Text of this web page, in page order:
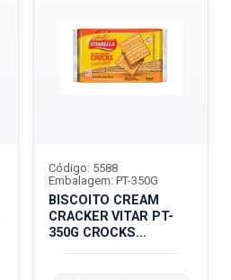
BISCOITO CREAM
CRACKER VITAR PT-
350G CROCKS
Código: 5588
Embalagem: PT-350G